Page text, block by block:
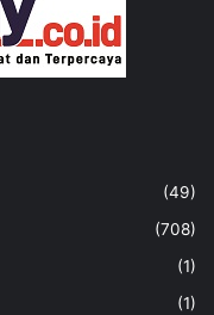
(49)
(708)
(1)
(1)